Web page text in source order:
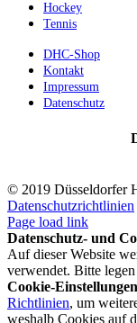
Hockey
Tennis
DHC-Shop
Kontakt
Impressum
Datenschutz
© 2019 Düsseldorfer
Datenschutzrichtlinien
Page load link
Datenschutz- und
Auf dieser Website
verwendet. Bitte
Cookie-Einstellungen
Richtlinien, um
weshalb Cookies auf